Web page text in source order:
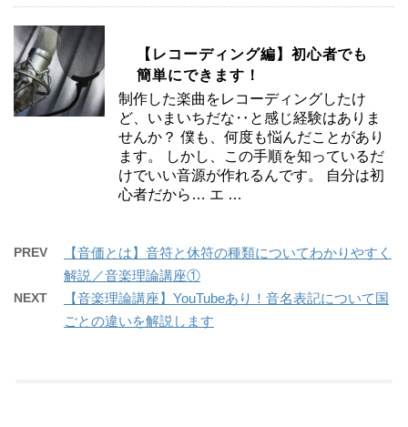
【レコーディング編】初心者でも
簡単にできます！
制作した楽曲をレコーディングしたけ
ど、いまいちだな‥と感じ経験はありま
せんか？ 僕も、何度も悩んだことがあり
ます。 しかし、この手順を知っているだ
けでいい音源が作れるんです。 自分は初
心者だから… エ …
PREV
【音価とは】音符と休符の種類についてわかりやすく
解説／音楽理論講座①
NEXT
【音楽理論講座】YouTubeあり！音名表記について国
ごとの違いを解説します